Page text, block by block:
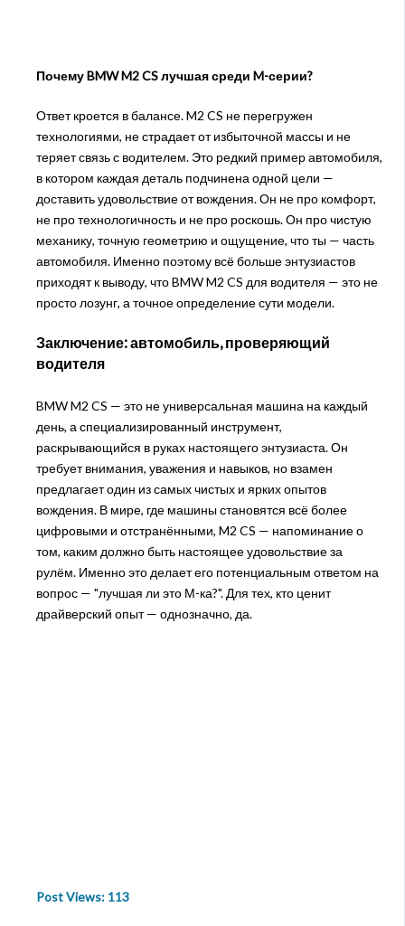
Почему BMW M2 CS лучшая среди M-серии?
Ответ кроется в балансе. M2 CS не перегружен
технологиями, не страдает от избыточной массы и не
теряет связь с водителем. Это редкий пример автомобиля,
в котором каждая деталь подчинена одной цели —
доставить удовольствие от вождения. Он не про комфорт,
не про технологичность и не про роскошь. Он про чистую
механику, точную геометрию и ощущение, что ты — часть
автомобиля. Именно поэтому всё больше энтузиастов
приходят к выводу, что BMW M2 CS для водителя — это не
просто лозунг, а точное определение сути модели.
Заключение: автомобиль, проверяющий
водителя
BMW M2 CS — это не универсальная машина на каждый
день, а специализированный инструмент,
раскрывающийся в руках настоящего энтузиаста. Он
требует внимания, уважения и навыков, но взамен
предлагает один из самых чистых и ярких опытов
вождения. В мире, где машины становятся всё более
цифровыми и отстранёнными, M2 CS — напоминание о
том, каким должно быть настоящее удовольствие за
рулём. Именно это делает его потенциальным ответом на
вопрос — "лучшая ли это М-ка?". Для тех, кто ценит
драйверский опыт — однозначно, да.
Post Views: 113